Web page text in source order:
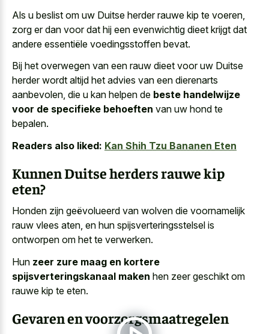
Als u beslist om uw Duitse herder rauwe kip te voeren,
zorg er dan voor dat hij een evenwichtig dieet krijgt dat
andere essentiële voedingsstoffen bevat.
Bij het overwegen van een rauw dieet voor uw Duitse
herder wordt altijd het advies van een dierenarts
aanbevolen, die u kan helpen de beste handelwijze
voor de specifieke behoeften van uw hond te
bepalen.
Readers also liked: Kan Shih Tzu Bananen Eten
Kunnen Duitse herders rauwe kip
eten?
Honden zijn geëvolueerd van wolven die voornamelijk
rauw vlees aten, en hun spijsverteringsstelsel is
ontworpen om het te verwerken.
Hun zeer zure maag en kortere
spijsverteringskanaal maken hen zeer geschikt om
rauwe kip te eten.
Gevaren en voorzorgsmaatregelen